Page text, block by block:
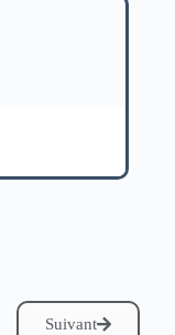
Suivant